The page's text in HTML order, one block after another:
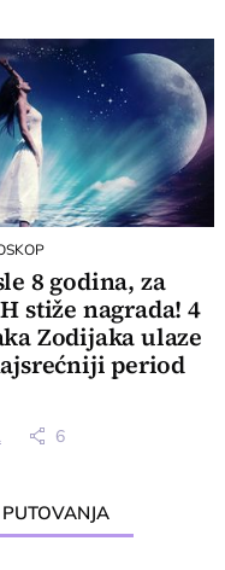
8 godina, za
stiže nagrada! 4
Zodijaka ulaze
period
6